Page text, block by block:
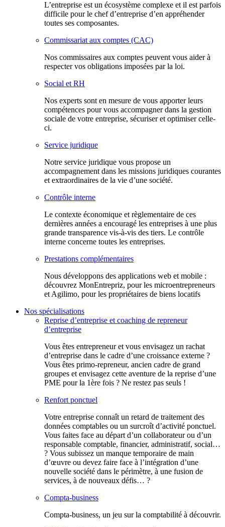
L’entreprise est un écosystème complexe et il est parfois
difficile pour le chef d’entreprise d’en appréhender
toutes ses composantes.
Commissariat aux comptes (CAC)
Nos commissaires aux comptes peuvent vous aider à
respecter vos obligations imposées par la loi.
Social et RH
Nos experts sont en mesure de vous apporter leurs
compétences pour vous accompagner dans la gestion
sociale de votre entreprise, sécuriser et optimiser celle-
ci.
Service juridique
Notre service juridique vous propose un
accompagnement dans les missions juridiques courantes
et extraordinaires de la vie d’une société.
Contrôle interne
Le contexte économique et règlementaire de ces
dernières années a encouragé les entreprises à une plus
grande transparence vis-à-vis des tiers. Le contrôle
interne concerne toutes les entreprises.
Prestations complémentaires
Nous développons des applications web et mobile :
découvrez MonEntrepriz, pour les microentrepreneurs
et Agilimo, pour les propriétaires de biens locatifs
Nos spécialisations
Reprise d’entreprise et coaching de repreneur
d’entreprise
Vous êtes entrepreneur et vous envisagez un rachat
d’entreprise dans le cadre d’une croissance externe ?
Vous êtes primo-repreneur, ancien cadre de grand
groupes et envisagez cette aventure de la reprise d’une
PME pour la 1ère fois ? Ne restez pas seuls !
Renfort ponctuel
Votre entreprise connaît un retard de traitement des
données comptables ou un surcroît d’activité ponctuel.
Vous faites face au départ d’un collaborateur ou d’un
responsable comptable, financier, administratif, social…
? Vous subissez un manque temporaire de main
d’œuvre ou devez faire face à l’intégration d’une
nouvelle société dans le périmètre, à une fusion de
services, à de nouveaux défis… ?
Compta-business
Compta-business, un jeu sur la comptabilité à découvrir.